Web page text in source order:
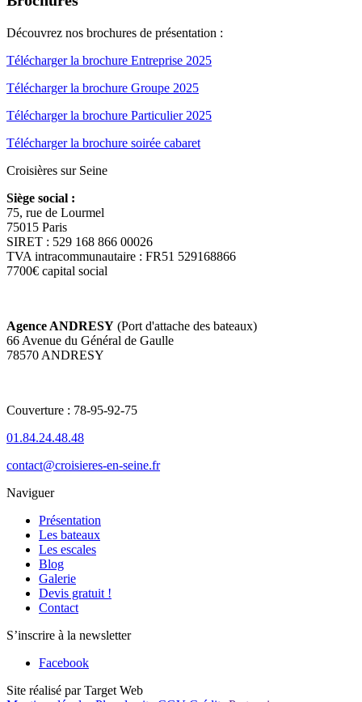
Découvrez nos brochures de présentation :
Télécharger la brochure Entreprise 2025
Télécharger la brochure Groupe 2025
Télécharger la brochure Particulier 2025
Télécharger la brochure soirée cabaret
Croisières sur Seine
Siège social :
75, rue de Lourmel
75015 Paris
SIRET : 529 168 866 00026
TVA intracommunautaire : FR51 529168866
7700€ capital social
Agence ANDRESY (Port d'attache des bateaux)
66 Avenue du Général de Gaulle
78570 ANDRESY
Couverture : 78-95-92-75
01.84.24.48.48
contact@croisieres-en-seine.fr
Naviguer
Présentation
Les bateaux
Les escales
Blog
Galerie
Devis gratuit !
Contact
S’inscrire à la newsletter
Facebook
Site réalisé par Target Web